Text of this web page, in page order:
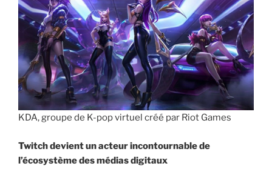
KDA, groupe de K-pop virtuel créé par Riot Games
Twitch devient un acteur incontournable de
l’écosystème des médias digitaux